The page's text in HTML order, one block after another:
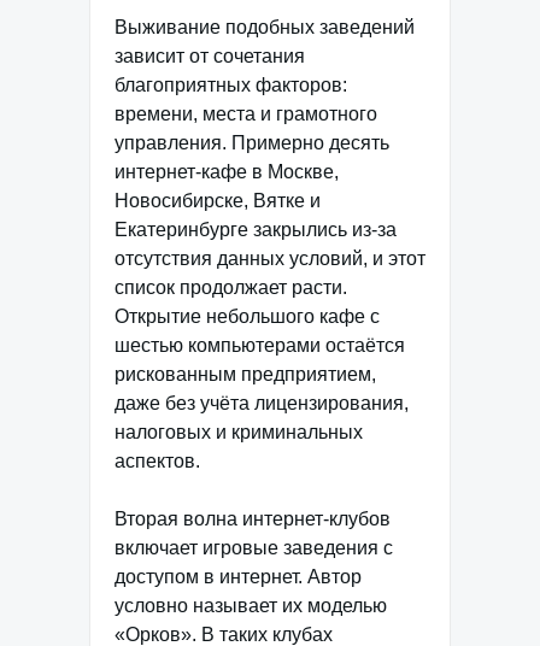
Выживание подобных заведений
зависит от сочетания
благоприятных факторов:
времени, места и грамотного
управления. Примерно десять
интернет-кафе в Москве,
Новосибирске, Вятке и
Екатеринбурге закрылись из-за
отсутствия данных условий, и этот
список продолжает расти.
Открытие небольшого кафе с
шестью компьютерами остаётся
рискованным предприятием,
даже без учёта лицензирования,
налоговых и криминальных
аспектов.
Вторая волна интернет-клубов
включает игровые заведения с
доступом в интернет. Автор
условно называет их моделью
«Орков». В таких клубах